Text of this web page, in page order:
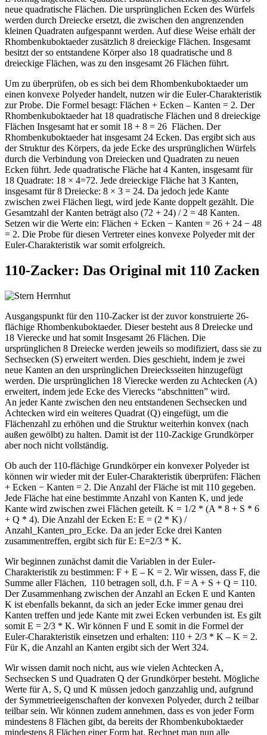
neue quadratische Flächen. Die ursprünglichen Ecken des Würfels
werden durch Dreiecke ersetzt, die zwischen den angrenzenden
kleinen Quadraten aufgespannt werden. Auf diese Weise erhält der
Rhombenkuboktaeder zusätzlich 8 dreieckige Flächen. Insgesamt
besitzt der so entstandene Körper also 18 quadratische und 8
dreieckige Flächen, was zu den insgesamt 26 Flächen führt.
Um zu überprüfen, ob es sich bei dem Rhombenkuboktaeder um
einen konvexe Polyederhandelt, nutzen wir die Euler-Charakteristik
zur Probe. Die Formel besagt: Flächen + Ecken – Kanten = 2. Der
Rhombenkuboktaeder hat 18 quadratische Flächen und 8 dreieckige
Flächen Insgesamt hat er somit 18 + 8 = 26 Flächen. Der
Rhombenkuboktaeder hat insgesamt 24 Ecken. Das ergibt sich aus
der Struktur des Körpers, da jede Ecke des ursprünglichen Würfels
durch die Verbindung von Dreiecken und Quadraten zu neuen
Ecken führt. Jede quadratische Fläche hat 4 Kanten, insgesamt für
18 Quadrate: 18 × 4=72. Jede dreieckige Fläche hat 3 Kanten,
insgesamt für8 Dreiecke: 8 × 3 = 24. Da jedoch jede Kante
zwischen zwei Flächen liegt, wird jede Kante doppelt gezählt. Die
Gesamtzahl der Kanten beträgt also (72 + 24) / 2 = 48 Kanten.
Setzen wir die Werte ein: Flächen + Ecken − Kanten = 26 + 24 − 48
= 2. Die Probe für diesen Vertreter eines konvexe Polyeder mit der
Euler-Charakteristik war somit erfolgreich.
110-Zacker: Das Original mit 110 Zacken
Ausgangspunkt für den 110-Zacker ist der zuvor konstruierte 26-
flächige Rhombenkuboktaeder. Dieser besteht aus 8 Dreiecke und
18 Vierecke und hat somit Insgesamt 26 Flächen. Die
ursprünglichen 8 Dreiecke werden jeweils so modifiziert, dass sie zu
Sechsecken (S) erweitert werden. Dies geschieht, indem je zwei
neue Kanten an den ursprünglichen Dreiecksseiten hinzugefügt
werden. Die ursprünglichen 18 Vierecke werden zu Achtecken (A)
erweitert, indem jede Ecke des Vierecks “abschnitten” wird.
An jeder Kante zwischen den neu entstandenen Sechsecken und
Achtecken wird ein weiteres Quadrat (Q) eingefügt, um die
Flächenzahl zu erhöhen und die Struktur weiterhin konvex (nach
außen gewölbt) zu halten. Damit ist der 110-Zackige Grundkörper
aber noch nicht vollständig.
Ob auch der 110-flächige Grundkörper ein konvexer Polyeder ist
können wir wieder mit der Euler-Charakteristik überprüfen: Flächen
+ Ecken − Kanten = 2. Die Anzahl der Fläche ist mit 110 gegeben.
Jede Fläche hat eine bestimmte Anzahl von Kanten K, und jede
Kante wird zwischen zwei Flächen geteilt. K = 1/2 * (A * 8 + S * 6
+ Q * 4). Die Anzahl der Ecken E: E = (2 * K) /
Anzahl_Kanten_pro_Ecke. Da an jeder Ecke drei Kanten
zusammentreffen, ergibt sich für E: E=2/3 * K.
Wir beginnen zunächst damit die Variablen in der Euler-
Charakteristik zu bestimmen: F + E – K = 2. Wir wissen, dass F, die
Summe aller Flächen, 110 betragen soll, d.h. F = A + S + Q = 110.
Der Zusammenhang zwischen der Anzahl an Ecken E und Kanten
K ist ebenfalls bekannt, da sich an jeder Ecke immer genau drei
Kanten treffen und jede Kante mit zwei Ecken verbunden ist. Es gilt
somit E = 2/3 * K. Wir können F und E somit in die Formel der
Euler-Charakteristik einsetzen und erhalten: 110 + 2/3 * K – K = 2.
Für K, die Anzahl an Kanten ergibt sich der Wert 324.
Wir wissen damit noch nicht, aus wie vielen Achtecken A,
Sechsecken S und Quadraten Q der Grundkörper besteht. Mögliche
Werte für A, S, Q und K müssen jedoch ganzzahlig und, aufgrund
der Symmetrieeigenschaften der konvexen Polyeder, durch 2 teilbar
teilbar sein. Wir können zudem annehmen, dass es von jeder Form
mindestens 8 Flächen gibt, da bereits der Rhombenkuboktaeder
mindestens 8 Flächen einer Form hat. Rechnet man nun alle